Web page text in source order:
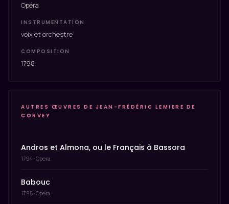
Opéra
INSTRUMENTATION
voix et orchestre
COMPOSITION
1798
AUTRES ŒUVRES DE JEAN-FRÉDÉRIC LEMIERE DE
CORVEY
Andros et Almona, ou le Français à Bassora
1794 · Opera
Babouc
1795 · Opera